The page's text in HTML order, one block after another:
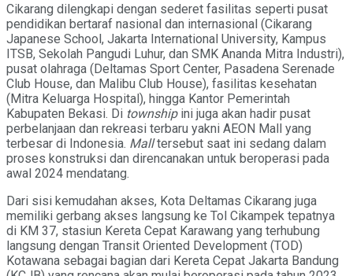
Cikarang dilengkapi dengan sederet fasilitas seperti pusat
pendidikan bertaraf nasional dan internasional (Cikarang
Japanese School, Jakarta International University, Kampus
ITSB, Sekolah Pangudi Luhur, dan SMK Ananda Mitra Industri),
pusat olahraga (Deltamas Sport Center, Pasadena Serenade
Club House, dan Malibu Club House), fasilitas kesehatan
(Mitra Keluarga Hospital), hingga Kantor Pemerintah
Kabupaten Bekasi. Di townshipini juga akan hadir pusat
perbelanjaan dan rekreasi terbaru yakni AEON Mall yang
terbesar di Indonesia. Malltersebut saat ini sedang dalam
proses konstruksi dan direncanakan untuk beroperasi pada
awal 2024 mendatang.
Dari sisi kemudahan akses, Kota Deltamas Cikarang juga
memiliki gerbang akses langsung ke Tol Cikampek tepatnya
di KM 37, stasiun Kereta Cepat Karawang yang terhubung
langsung dengan Transit Oriented Development (TOD)
Kotawana sebagai bagian dari Kereta Cepat Jakarta Bandung